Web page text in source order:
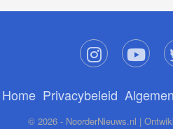
Home Privacybeleid
© 2026 - NoorderNieuws.nl |